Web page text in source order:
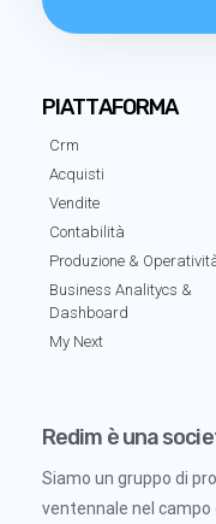
PIATTAFORMA
Crm
Acquisti
Vendite
Contabilità
Produzione &
Business Analitycs &
Dashboard
My Next
Redim è una
Siamo un gruppo di
ventennale nel